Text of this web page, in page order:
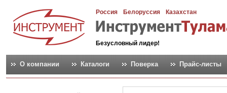
Россия Белоруссия Казахстан
Безусловный лидер!
О компании Каталоги Поверка Прайс-листы